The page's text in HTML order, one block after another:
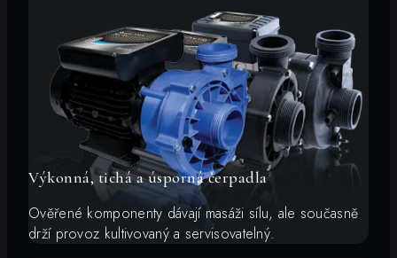
Výkonná, tichá a úsporná čerpadla
Ověřené komponenty dávají masáži sílu, ale současně
drží provoz kultivovaný a servisovatelný.